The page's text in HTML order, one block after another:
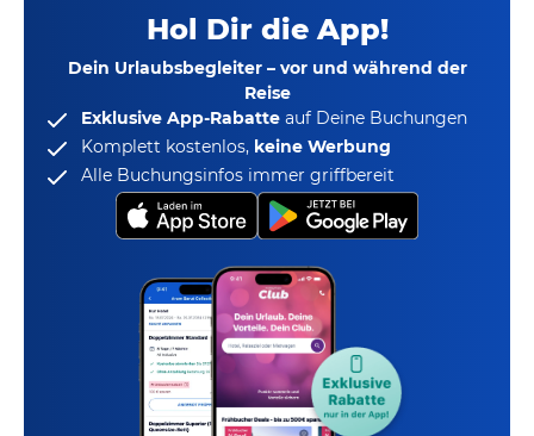
Hol Dir die App!
Dein Urlaubsbegleiter – vor und während der
Reise
Exklusive App-Rabatte auf Deine Buchungen
Komplett kostenlos, keine Werbung
Alle Buchungsinfos immer griffbereit